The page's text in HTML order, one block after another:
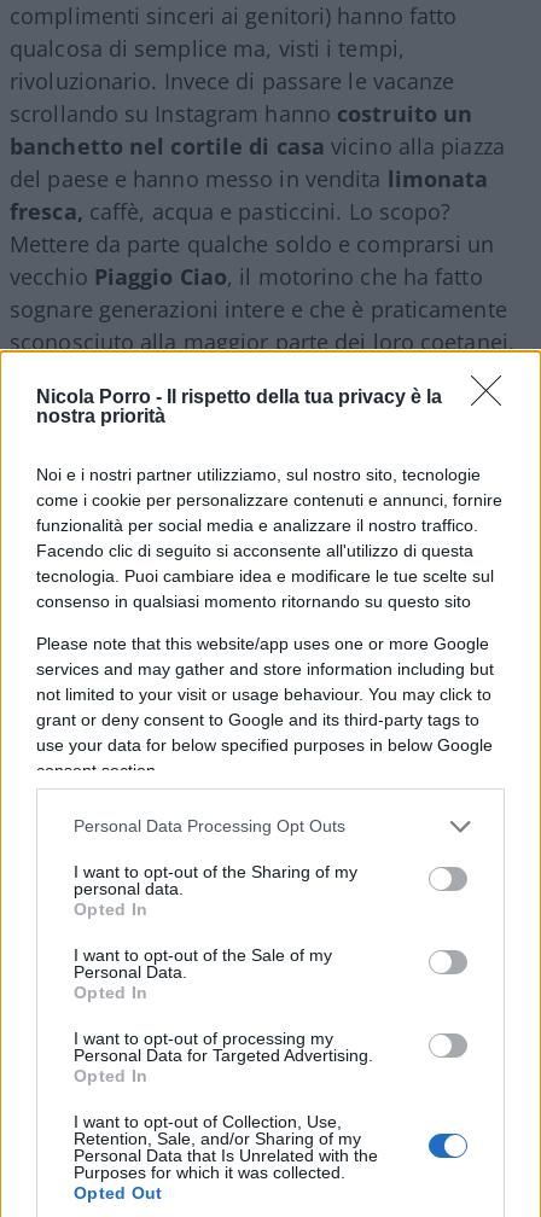
Nicola Porro -
Il rispetto della tua privacy è la
nostra priorità
Noi e i nostri partner utilizziamo, sul nostro sito, tecnologie
come i cookie per personalizzare contenuti e annunci, fornire
funzionalità per social media e analizzare il nostro traffico.
Facendo clic di seguito si acconsente all'utilizzo di questa
tecnologia. Puoi cambiare idea e modificare le tue scelte sul
consenso in qualsiasi momento ritornando su questo sito
Please note that this website/app uses one or more Google
services and may gather and store information including but
not limited to your visit or usage behaviour. You may click to
grant or deny consent to Google and its third-party tags to
use your data for below specified purposes in below Google
consent section.
Personal Data Processing Opt Outs
I want to opt-out of the Sharing of my
personal data.
Opted In
I want to opt-out of the Sale of my
Personal Data.
Opted In
I want to opt-out of processing my
Personal Data for Targeted Advertising.
Opted In
I want to opt-out of Collection, Use,
Retention, Sale, and/or Sharing of my
Personal Data that Is Unrelated with the
Purposes for which it was collected.
Opted Out
complimenti sinceri ai genitori) hanno fatto
qualcosa di semplice ma, visti i tempi,
rivoluzionario. Invece di passare le vacanze
scrollando su Instagram hanno costruito un
banchetto nel cortile di casa vicino alla piazza
del paese e hanno messo in vendita limonata
fresca, caffè, acqua e pasticcini. Lo scopo?
Mettere da parte qualche soldo e comprarsi un
vecchio Piaggio Ciao, il motorino che ha fatto
sognare generazioni intere e che è praticamente
sconosciuto alla maggior parte dei loro coetanei.
I ragazzi si svegliavano anche alle cinque del
qualche soldino anziché mettere il broncio ai
genitori nel tentativo di farsi dare da loro
l’ammontare per l’acquisto del Ciao. E stava anche
funzionando:in pochi giorni avevano raccolto
circa cento euro. L’iniziativa aveva chiaramente
causato l’ilarità e la simpatia della cittadinanza
come esempio di spirito d’intraprendenza, di sana
voglia di fare rimboccandosi le maniche e
guadagnando in autonomia. Un esempio, in altre
parole, di libertà.
Poi è arrivato qualcuno che invece di sorridere e